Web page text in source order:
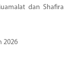
dan Shafira
2026